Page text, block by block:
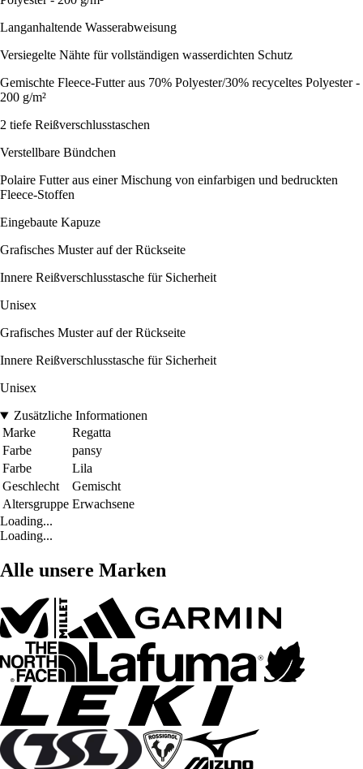
Langanhaltende Wasserabweisung
Versiegelte Nähte für vollständigen wasserdichten Schutz
Gemischte Fleece-Futter aus 70% Polyester/30% recyceltes Polyester -
200 g/m²
2 tiefe Reißverschlusstaschen
Verstellbare Bündchen
Polaire Futter aus einer Mischung von einfarbigen und bedruckten
Fleece-Stoffen
Eingebaute Kapuze
Grafisches Muster auf der Rückseite
Innere Reißverschlusstasche für Sicherheit
Unisex
Grafisches Muster auf der Rückseite
Innere Reißverschlusstasche für Sicherheit
Unisex
Zusätzliche Informationen
Marke
Regatta
Farbe
pansy
Farbe
Lila
Geschlecht
Gemischt
Altersgruppe Erwachsene
Loading...
Loading...
Alle unsere Marken